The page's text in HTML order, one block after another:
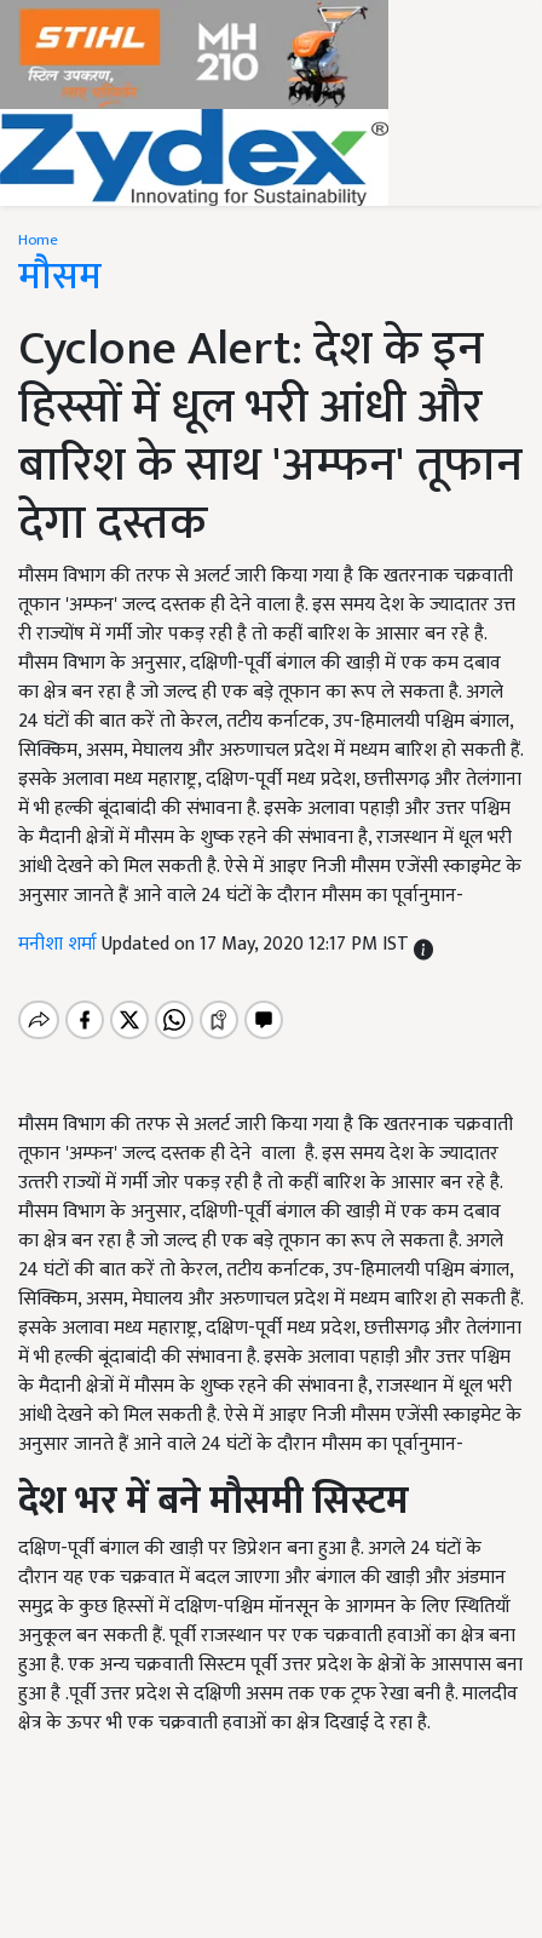
Home
मौसम
Cyclone Alert: देश के इन
हिस्सों में धूल भरी आंधी और
बारिश के साथ 'अम्फन' तूफान
देगा दस्तक
मौसम विभाग की तरफ से अलर्ट जारी किया गया है कि खतरनाक चक्रवाती
तूफान 'अम्फन' जल्द दस्तक ही देने वाला है. इस समय देश के ज्यादातर उत्त
री राज्योंष में गर्मी जोर पकड़ रही है तो कहीं बारिश के आसार बन रहे है.
मौसम विभाग के अनुसार, दक्षिणी-पूर्वी बंगाल की खाड़ी में एक कम दबाव
का क्षेत्र बन रहा है जो जल्द ही एक बड़े तूफान का रूप ले सकता है. अगले
24 घंटों की बात करें तो केरल, तटीय कर्नाटक, उप-हिमालयी पश्चिम बंगाल,
सिक्किम, असम, मेघालय और अरुणाचल प्रदेश में मध्यम बारिश हो सकती हैं.
इसके अलावा मध्य महाराष्ट्र, दक्षिण-पूर्वी मध्य प्रदेश, छत्तीसगढ़ और तेलंगाना
में भी हल्की बूंदाबांदी की संभावना है. इसके अलावा पहाड़ी और उत्तर पश्चिम
के मैदानी क्षेत्रों में मौसम के शुष्क रहने की संभावना है, राजस्थान में धूल भरी
आंधी देखने को मिल सकती है. ऐसे में आइए निजी मौसम एजेंसी स्काइमेट के
अनुसार जानते हैं आने वाले 24 घंटों के दौरान मौसम का पूर्वानुमान-
मनीशा शर्माUpdated on 17 May, 2020 12:17 PM IST
मौसम विभाग की तरफ से अलर्ट जारी किया गया है कि खतरनाक चक्रवाती
तूफान 'अम्फन' जल्द दस्तक ही देने वाला है.इससमय देश के ज्यादातर
उत्‍तरी राज्‍यों में गर्मी जोर पकड़ रही है तो कहीं बारिश के आसार बन रहे है.
मौसमविभाग के अनुसार, दक्षिणी-पूर्वी बंगाल की खाड़ी में एक कम दबाव
का क्षेत्र बन रहा है जो जल्द ही एक बड़े तूफान का रूप ले सकता है. अगले
24 घंटों की बात करें तो केरल, तटीय कर्नाटक, उप-हिमालयी पश्चिम बंगाल,
सिक्किम, असम, मेघालय और अरुणाचल प्रदेश में मध्यम बारिश हो सकती हैं.
इसकेअलावा मध्य महाराष्ट्र, दक्षिण-पूर्वी मध्य प्रदेश, छत्तीसगढ़ और तेलंगाना
में भी हल्की बूंदाबांदी की संभावना है. इसके अलावा पहाड़ी और उत्तर पश्चिम
के मैदानी क्षेत्रों में मौसम के शुष्क रहने की संभावना है, राजस्थान में धूल भरी
आंधी देखने को मिल सकती है.ऐसेमें आइए निजी मौसम एजेंसी स्काइमेट के
अनुसार जानते हैं आने वाले 24 घंटों के दौरान मौसम का पूर्वानुमान-
देशभरमेंबनेमौसमीसिस्टम
दक्षिण-पूर्वी बंगाल की खाड़ी पर डिप्रेशन बना हुआ है. अगले 24 घंटों के
दौरान यह एक चक्रवात में बदल जाएगा और बंगाल की खाड़ी और अंडमान
समुद्र के कुछ हिस्सों में दक्षिण-पश्चिम मॉनसून के आगमन के लिए स्थितियाँ
अनुकूल बन सकती हैं.पूर्वीराजस्थान पर एक चक्रवाती हवाओं का क्षेत्र बना
हुआ है. एक अन्य चक्रवाती सिस्टम पूर्वी उत्तर प्रदेश के क्षेत्रों के आसपास बना
हुआ है .पूर्वी उत्तर प्रदेश से दक्षिणी असम तक एक ट्रफ रेखा बनी है.मालदीव
क्षेत्र के ऊपर भी एक चक्रवाती हवाओं का क्षेत्र दिखाई दे रहा है.